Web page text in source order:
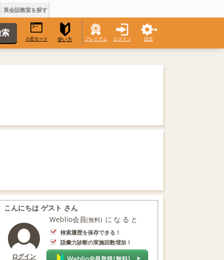
英会話教室を探す
小窓モード 使い方 プレミアム ログイン 設定
こんにちは ゲスト さん
ログイン
Weblio会員(無料) になると
検索履歴を保存できる！
語彙力診断の実施回数増加！